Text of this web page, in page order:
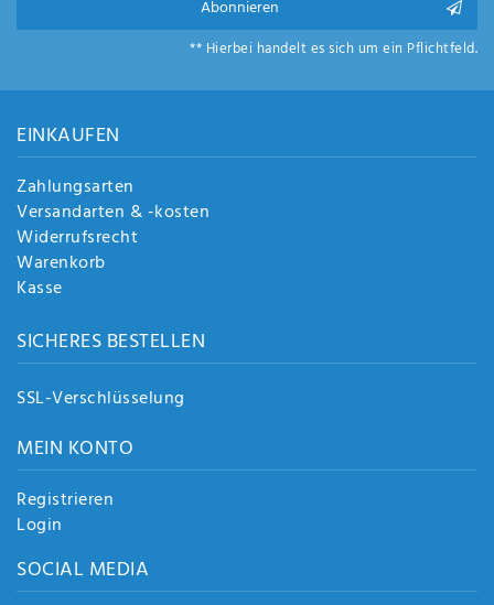
Abonnieren
** Hierbei handelt es sich um ein Pflichtfeld.
EINKAUFEN
Zahlungsarten
Versandarten & -kosten
Widerrufsrecht
Warenkorb
Kasse
SICHERES BESTELLEN
SSL-Verschlüsselung
MEIN KONTO
Registrieren
Login
SOCIAL MEDIA